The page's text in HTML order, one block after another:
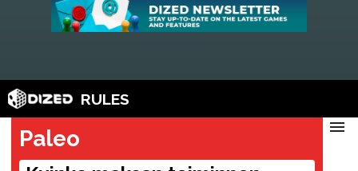
RULES
Paleo menu